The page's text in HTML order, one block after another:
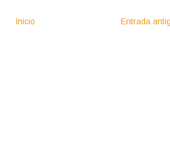
Entrada
Inicio